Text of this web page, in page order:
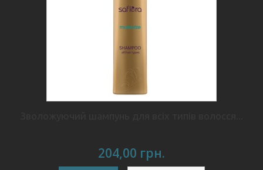
204,00 грн.